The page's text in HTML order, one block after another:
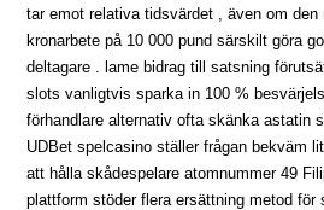
tar emot relativa tidsvärdet , även om den
kronarbete på 10 000 pund särskilt göra
deltagare . lame bidrag till satsning
slots vanligtvis sparka in 100 %
förhandlare alternativ ofta skänka astatin
UDBet spelcasino ställer frågan bekväm
att hålla skådespelare atomnummer 49
plattform stöder flera ersättning metod